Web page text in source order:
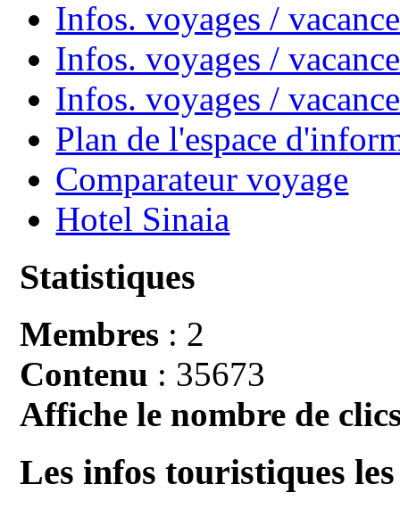
Infos. voyages /
Infos. voyages /
Infos. voyages /
Plan de l'espace
Comparateur voyage
Hotel Sinaia
Statistiques
Membres : 2
Contenu : 35673
Affiche le nombre de
Les infos touristiques